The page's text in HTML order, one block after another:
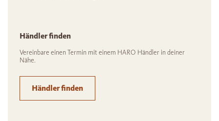
Händler finden
Vereinbare einen Termin mit einem HARO Händler in deiner
Nähe.
Händler finden